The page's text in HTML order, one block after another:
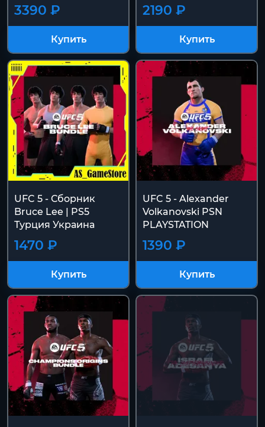
3390 ₽
Купить
2190 ₽
Купить
UFC 5 - Сборник
Bruce Lee | PS5
Турция Украина
1470 ₽
Купить
UFC 5 - Alexander
Volkanovski PSN
PLAYSTATION
1390 ₽
Купить